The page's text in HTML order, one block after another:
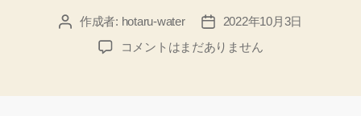
投 作成者: hotaru-water
投
稿
日
2022年10月3日
エ
ィ
コメントはまだありません